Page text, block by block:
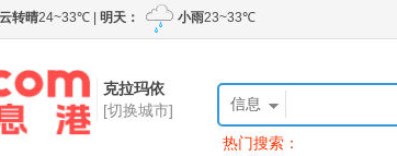
克拉玛依
[切换城市]
信息
热门搜索：